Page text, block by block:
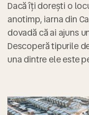
Dacă îți dorești o
anotimp, iarna din
dovadă că ai ajuns
Descoperă tipurile
una dintre ele este